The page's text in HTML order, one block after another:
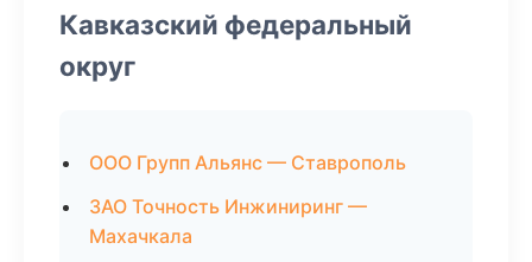
Кавказский федеральный
округ
ООО Групп Альянс — Ставрополь
ЗАО Точность Инжиниринг —
Махачкала